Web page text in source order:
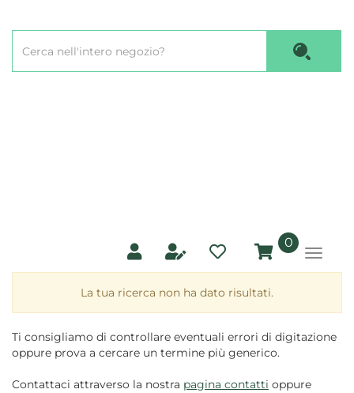
principale
Prodotto
0prodotti
inseriti
La tua ricerca non ha dato risultati.
Ti consigliamo di controllare eventuali errori di digitazione
oppure prova a cercare un termine più generico.
Contattaci attraverso la nostra pagina contatti oppure